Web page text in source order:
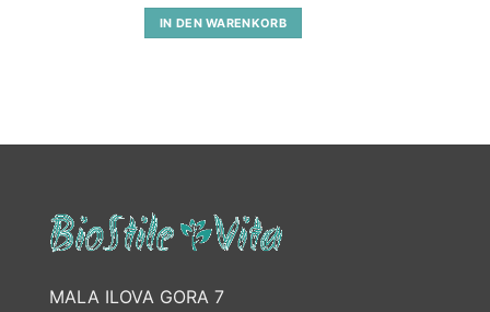
war:
89.70 €
ist:
69.80 €.
IN DEN WARENKORB
MALA ILOVA GORA 7